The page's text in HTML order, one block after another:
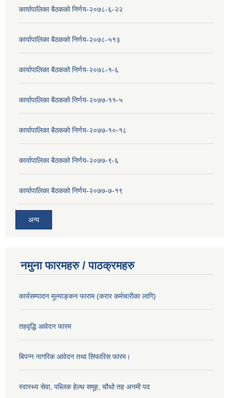
कार्यापालिका बैठकको निर्णय-२०७८-६-२२
कार्यापालिका बैठकको निर्णय-२०७८-५१३
कार्यापालिका बैठकको निर्णय-२०७८-१-६
कार्यापालिका बैठकको निर्णय-२०७७-११-५
कार्यापालिका बैठकको निर्णय-२०७७-१०-१८
कार्यापालिका बैठकको निर्णय-२०७७-९-६
कार्यापालिका बैठकको निर्णय-२०७७-७-१९
अन्य
नमुना फारमहरु / पाठक्रमहरु
कार्यसम्पादन मूल्याङ्कन फाराम (करार कर्मचारीका लागि)
तहवृद्धि आवेदन फारम
बिपन्‍न नागरिक आवेदन तथा सिफारिस फारम।
स्वास्थ्य सेवा, पब्लिक हेल्‍थ समूह, चौथो तह अनमी पद